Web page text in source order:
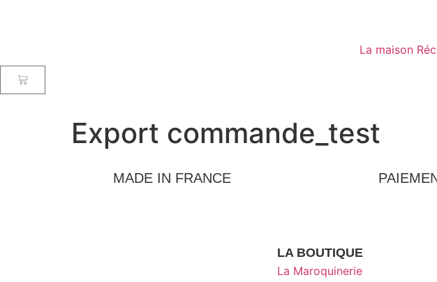
La maison
Export commande_test
MADE IN FRANCE
LA BOUTIQUE
La Maroquinerie